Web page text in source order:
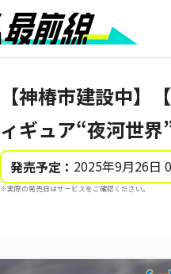
【神椿市建設中】
ィギュア“夜河世界
発売予定： 2025年9月26日
※実際の発売日はサービスをご確認ください。